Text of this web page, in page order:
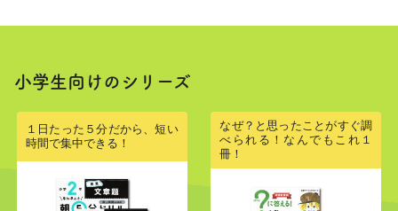
小学生向けのシリーズ
１日たった５分だから、短い
時間で集中できる！
なぜ？と思ったことがすぐ調
べられる！なんでもこれ１
冊！